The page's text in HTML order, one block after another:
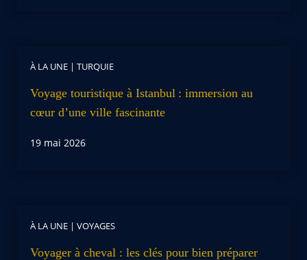
À LA UNE | TURQUIE
Voyage touristique à Istanbul : immersion au
cœur d’une ville fascinante
19 mai 2026
À LA UNE | VOYAGES
Voyager à cheval : les clés pour bien préparer